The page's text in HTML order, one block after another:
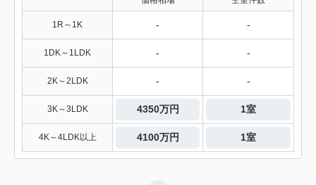
1R～1K - -
1DK～1LDK - -
2K～2LDK - -
3K～3LDK 4350万円 1室
4K～4LDK以上 4100万円 1室